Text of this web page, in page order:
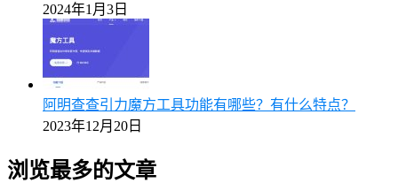
2024年1月3日
阿明查查引力魔方工具功能有哪些？有什么特点？
2023年12月20日
浏览最多的文章